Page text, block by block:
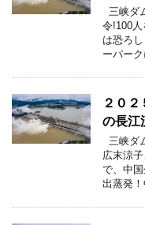
三峡ダ
令!100
は恐ろ
ーパー
２０
の長江
三峡ダ
広末涼
で、中
出蒸発